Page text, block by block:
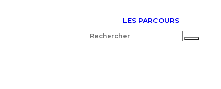
LES PARCOURS